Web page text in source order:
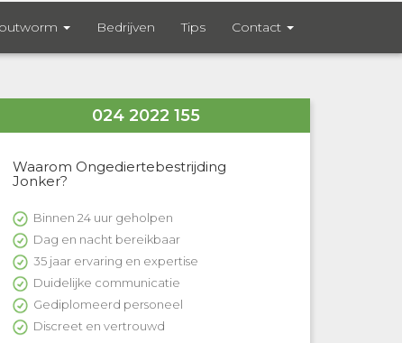
Bedrijven Tips Contact
024 2022 155
Waarom Ongediertebestrijding
Jonker?
Binnen 24 uur geholpen
Dag en nacht bereikbaar
35 jaar ervaring en expertise
Duidelijke communicatie
Gediplomeerd personeel
Discreet en vertrouwd